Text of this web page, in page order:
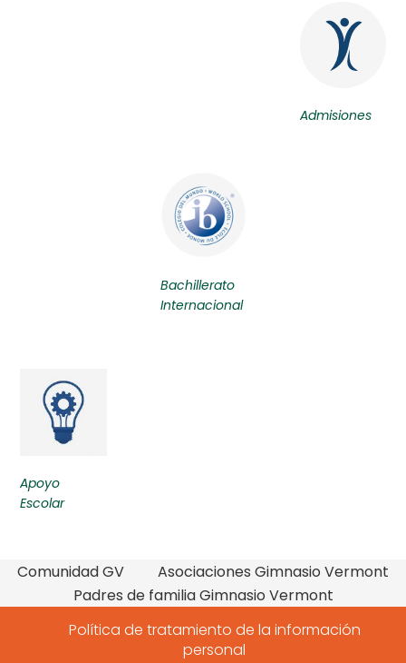
Admisiones
Bachillerato
Internacional
Apoyo
Escolar
Comunidad GV
Asociaciones Gimnasio Vermont
Padres de familia Gimnasio Vermont
Política de tratamiento de la información
personal